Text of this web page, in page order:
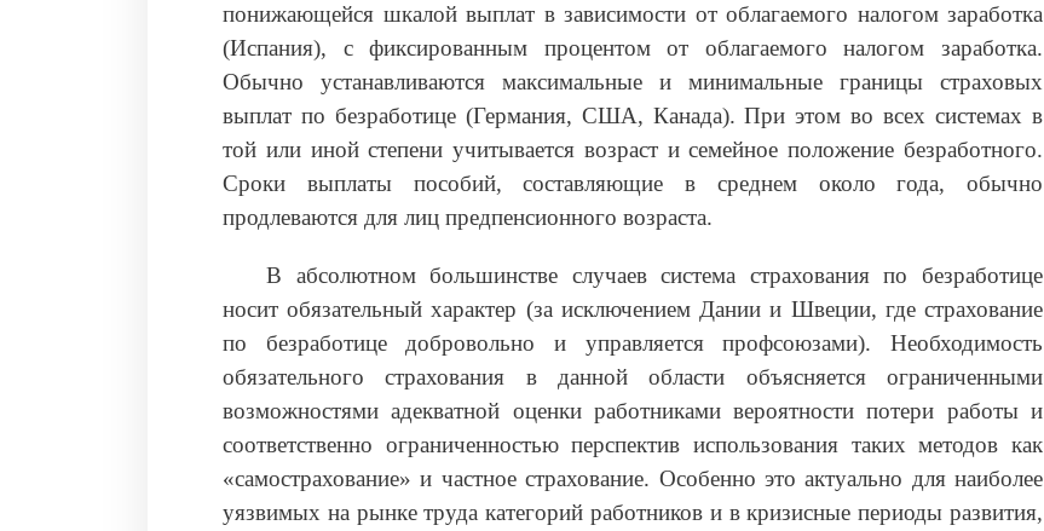
понижающейся шкалой выплат в зависимости от облагаемого налогом заработка
(Испания), с фиксированным процентом от облагаемого налогом заработка.
Обычно устанавливаются максимальные и минимальные границы страховых
выплат по безработице (Германия, США, Канада). При этом во всех системах в
той или иной степени учитывается возраст и семейное положение безработного.
Сроки выплаты пособий, составляющие в среднем около года, обычно
продлеваются для лиц предпенсионного возраста.
В абсолютном большинстве случаев система страхования по безработице
носит обязательный характер (за исключением Дании и Швеции, где страхование
по безработице добровольно и управляется профсоюзами). Необходимость
обязательного страхования в данной области объясняется ограниченными
возможностями адекватной оценки работниками вероятности потери работы и
соответственно ограниченностью перспектив использования таких методов как
«самострахование» и частное страхование. Особенно это актуально для наиболее
уязвимых на рынке труда категорий работников и в кризисные периоды развития,